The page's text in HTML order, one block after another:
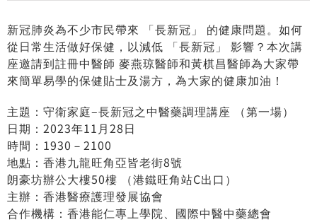
新冠肺炎為不少市民帶來 「長新冠」 的健康問題。如何
從日常生活做好保健，以減低 「長新冠」 影響？本次講
座邀請到註冊中醫師 麥燕琼醫師和黃棋昌醫師為大家帶
來簡單易學的保健貼士及湯方，為大家的健康加油！
主題：守衛家庭–長新冠之中醫藥調理講座 （第一場）
日期：2023年11月28日
時間：1930－2100
地點：香港九龍旺角亞皆老街8號
朗豪坊辦公大樓50樓 （港鐵旺角站C出口）
主辦：香港醫療護理發展協會
合作機構：香港能仁專上學院、國際中醫中藥總會